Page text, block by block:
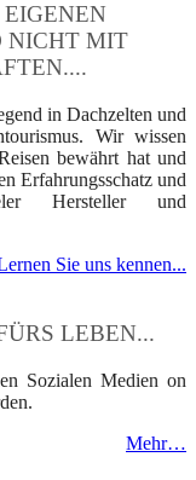
NICHT MIT
in Dachzelten und
Wir wissen
bewährt hat und
Erfahrungsschatz und
Hersteller und
Sie uns kennen...
LEBEN...
Sozialen Medien on
Mehr…